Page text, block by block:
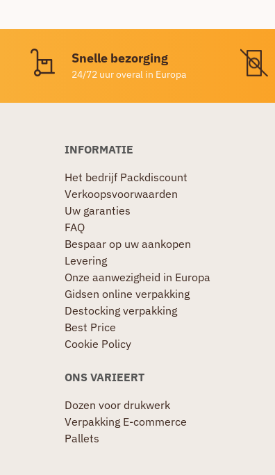
Snelle bezorging
24/72 uur overal in Europa
INFORMATIE
Het bedrijf Packdiscount
Verkoopsvoorwaarden
Uw garanties
FAQ
Bespaar op uw aankopen
Levering
Onze aanwezigheid in Europa
Gidsen online verpakking
Destocking verpakking
Best Price
Cookie Policy
ONS VARIEERT
Dozen voor drukwerk
Verpakking E-commerce
Pallets